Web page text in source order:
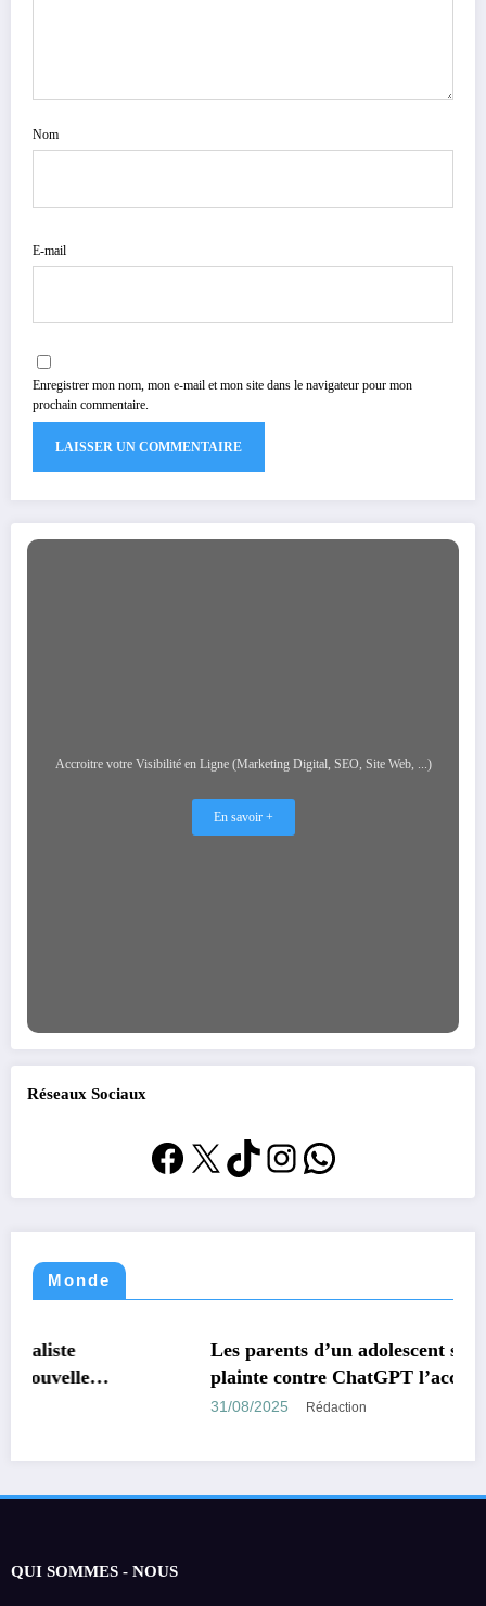
Nom
E-mail
Enregistrer mon nom, mon e-mail et mon site dans le navigateur pour mon
prochain commentaire.
Accroitre votre Visibilité en Ligne (Marketing Digital, SEO, Site Web, ...)
En savoir +
Réseaux Sociaux
Facebook
X TikTok
Instagram
WhatsApp
Monde
TECHNOLOGIE
Les parents d’un adolescent suicidé portent
plainte contre ChatGPT l’accusant d’avoir
encouragé son suicide.
Rédaction
QUI SOMMES - NOUS